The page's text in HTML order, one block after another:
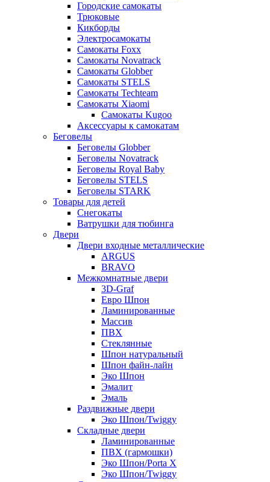
Городские самокаты
Трюковые
Кикборды
Электросамокаты
Самокаты Foxx
Самокаты Novatrack
Самокаты Globber
Самокаты STELS
Самокаты Techteam
Самокаты Xiaomi
Самокаты Kugoo
Аксессуары к самокатам
Беговелы
Беговелы Globber
Беговелы Novatrack
Беговелы Royal Baby
Беговелы STELS
Беговелы STARK
Товары для детей
Снегокаты
Ватрушки для тюбинга
Двери
Двери входные металлические
ARGUS
BRAVO
Межкомнатные двери
3D-Graf
Евро Шпон
Ламинированные
Массив
ПВХ
Стеклянные
Шпон натуральный
Шпон файн-лайн
Эко Шпон
Эмалит
Эмаль
Раздвижные двери
Эко Шпон/Twiggy
Складные двери
Ламинированные
ПВХ (гармошки)
Эко Шпон/Porta X
Эко Шпон/Twiggy